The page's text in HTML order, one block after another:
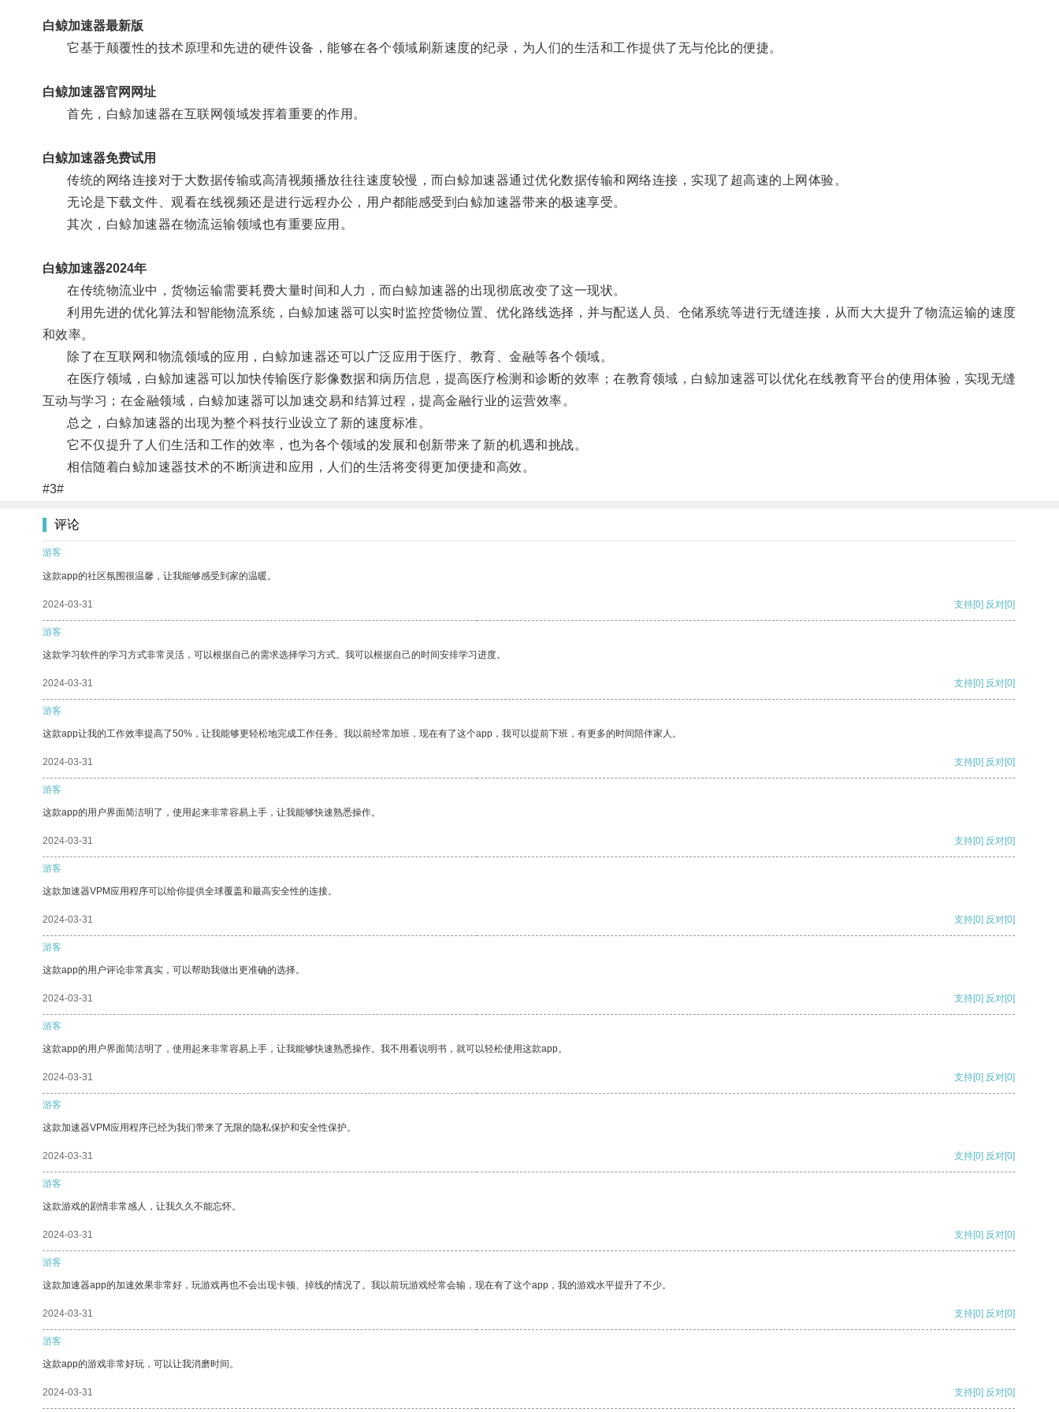
白鲸加速器最新版
它基于颠覆性的技术原理和先进的硬件设备，能够在各个领域刷新速度的纪录，为人们的生活和工作提供了无与伦比的便捷。
白鲸加速器官网网址
首先，白鲸加速器在互联网领域发挥着重要的作用。
白鲸加速器免费试用
传统的网络连接对于大数据传输或高清视频播放往往速度较慢，而白鲸加速器通过优化数据传输和网络连接，实现了超高速的上网体验。
无论是下载文件、观看在线视频还是进行远程办公，用户都能感受到白鲸加速器带来的极速享受。
其次，白鲸加速器在物流运输领域也有重要应用。
白鲸加速器2024年
在传统物流业中，货物运输需要耗费大量时间和人力，而白鲸加速器的出现彻底改变了这一现状。
利用先进的优化算法和智能物流系统，白鲸加速器可以实时监控货物位置、优化路线选择，并与配送人员、仓储系统等进行无缝连接，从而大大提升了物流运输的速度
和效率。
除了在互联网和物流领域的应用，白鲸加速器还可以广泛应用于医疗、教育、金融等各个领域。
在医疗领域，白鲸加速器可以加快传输医疗影像数据和病历信息，提高医疗检测和诊断的效率；在教育领域，白鲸加速器可以优化在线教育平台的使用体验，实现无缝
互动与学习；在金融领域，白鲸加速器可以加速交易和结算过程，提高金融行业的运营效率。
总之，白鲸加速器的出现为整个科技行业设立了新的速度标准。
它不仅提升了人们生活和工作的效率，也为各个领域的发展和创新带来了新的机遇和挑战。
相信随着白鲸加速器技术的不断演进和应用，人们的生活将变得更加便捷和高效。
#3#
评论
游客
这款app的社区氛围很温馨，让我能够感受到家的温暖。
2024-03-31 支持[0] 反对[0]
游客
这款学习软件的学习方式非常灵活，可以根据自己的需求选择学习方式。我可以根据自己的时间安排学习进度。
2024-03-31 支持[0] 反对[0]
游客
这款app让我的工作效率提高了50%，让我能够更轻松地完成工作任务。我以前经常加班，现在有了这个app，我可以提前下班，有更多的时间陪伴家人。
2024-03-31 支持[0] 反对[0]
游客
这款app的用户界面简洁明了，使用起来非常容易上手，让我能够快速熟悉操作。
2024-03-31 支持[0] 反对[0]
游客
这款加速器VPM应用程序可以给你提供全球覆盖和最高安全性的连接。
2024-03-31 支持[0] 反对[0]
游客
这款app的用户评论非常真实，可以帮助我做出更准确的选择。
2024-03-31 支持[0] 反对[0]
游客
这款app的用户界面简洁明了，使用起来非常容易上手，让我能够快速熟悉操作。我不用看说明书，就可以轻松使用这款app。
2024-03-31 支持[0] 反对[0]
游客
这款加速器VPM应用程序已经为我们带来了无限的隐私保护和安全性保护。
2024-03-31 支持[0] 反对[0]
游客
这款游戏的剧情非常感人，让我久久不能忘怀。
2024-03-31 支持[0] 反对[0]
游客
这款加速器app的加速效果非常好，玩游戏再也不会出现卡顿、掉线的情况了。我以前玩游戏经常会输，现在有了这个app，我的游戏水平提升了不少。
2024-03-31 支持[0] 反对[0]
游客
这款app的游戏非常好玩，可以让我消磨时间。
2024-03-31 支持[0] 反对[0]